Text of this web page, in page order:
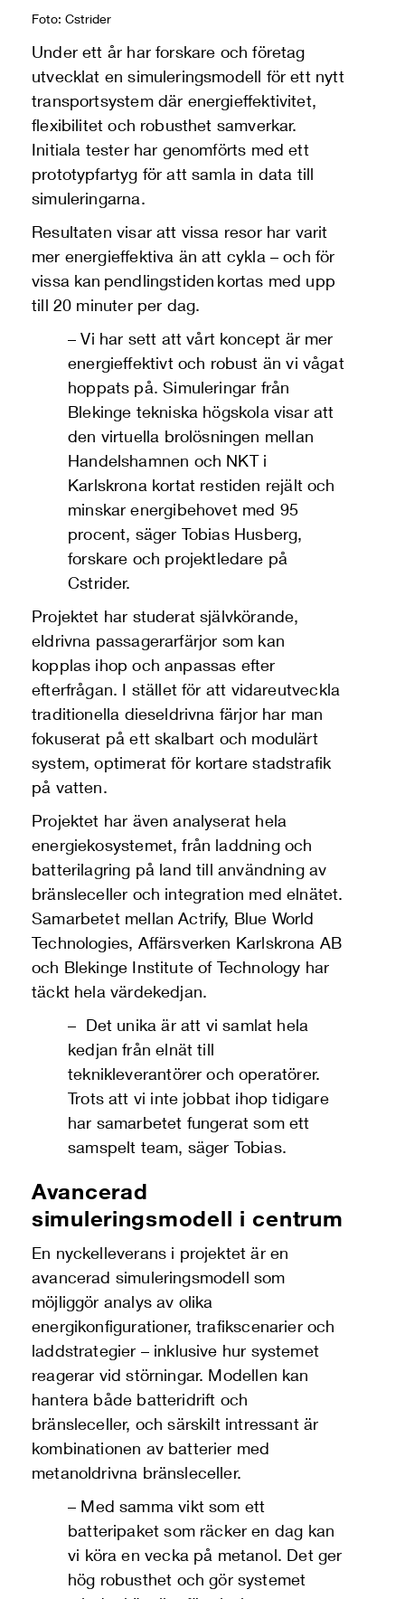
Foto: Cstrider
Under ett år har forskare och företag
utvecklat en simuleringsmodell för ett nytt
transportsystem där energieffektivitet,
flexibilitet och robusthet samverkar.
Initiala tester har genomförts med ett
prototypfartyg för att samla in data till
simuleringarna.
Resultaten visar att vissa resor har varit
mer energieffektiva än att cykla – och för
vissa kan pendlingstiden kortas med upp
till 20 minuter per dag.
– Vi har sett att vårt koncept är mer
energieffektivt och robust än vi vågat
hoppats på.Simuleringar från
Blekinge tekniska högskola visar att
den virtuella brolösningen mellan
Handelshamnen och NKT i
Karlskrona kortat restiden rejält och
minskarenergibehovet med 95
procent, säger Tobias Husberg,
forskare och projektledare på
Cstrider.
Projektet har studerat självkörande,
eldrivna passagerarfärjor som kan
kopplas ihop och anpassas efter
efterfrågan. I stället för att vidareutveckla
traditionella dieseldrivna färjor har man
fokuserat på ett skalbart och modulärt
system, optimerat för kortare stadstrafik
på vatten.
Projektet har även analyserat hela
energiekosystemet, från laddning och
batterilagring på land till användning av
bränsleceller och integration med elnätet.
Samarbetet mellan Actrify, Blue World
Technologies, Affärsverken Karlskrona AB
och Blekinge Institute of Technology har
täckt hela värdekedjan.
– Det unika är att vi samlat hela
kedjan från elnät till
teknikleverantörer och operatörer.
Trots att vi inte jobbat ihop tidigare
har samarbetet fungerat som ett
samspelt team, säger Tobias.
Avancerad
simuleringsmodell i centrum
En nyckelleverans i projektet är en
avancerad simuleringsmodell som
möjliggör analys av olika
energikonfigurationer, trafikscenarier och
laddstrategier – inklusive hur systemet
reagerar vid störningar. Modellen kan
hantera både batteridrift och
bränsleceller, och särskilt intressant är
kombinationen av batterier med
metanoldrivna bränsleceller.
– Med samma vikt som ett
batteripaket som räcker en dag kan
vi köra en vecka på metanol. Det ger
hög robusthet och gör systemet